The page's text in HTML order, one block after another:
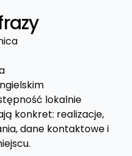
lokalnie
konkret: realizacje,
dane kontaktowe i